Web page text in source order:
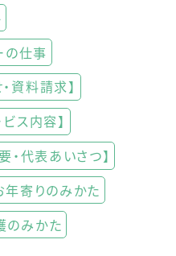
仕事
資料請求】
ビス内容】
・代表あいさつ】
年寄りのみかた
のみかた